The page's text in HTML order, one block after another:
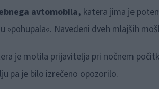
avtomobila, katera jima je
»pohupala«. Navedeni dveh mlajših
je motila prijavitelja pri nočnem
pa je bilo izrečeno opozorilo.